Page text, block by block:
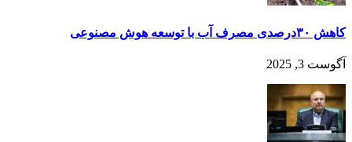
کاهش ۳۰درصدی مصرف آب با توسعه هوش مصنوعی
آگوست 3, 2025